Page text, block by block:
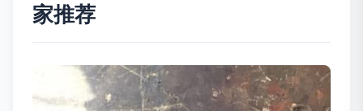
家推荐